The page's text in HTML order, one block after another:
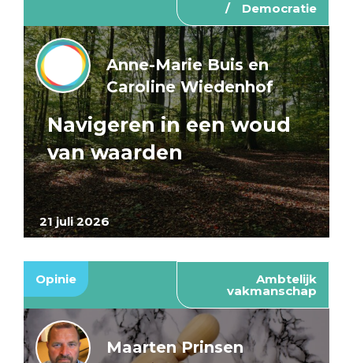
Democratie
21 juli 2026
Anne-Marie Buis en
Caroline Wiedenhof
Navigeren in een woud
van waarden
Opinie Ambtelijk
vakmanschap
Maarten Prinsen